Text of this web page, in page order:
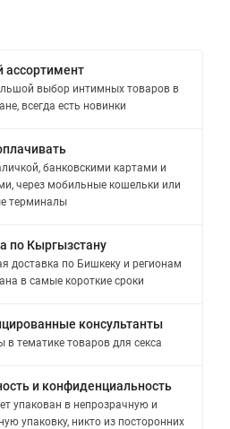
ассортимент
выбор интимных товаров в
всегда есть новинки
банковскими картами и
через мобильные кошельки или
терминалы
по Кыргызстану
доставка по Бишкеку и регионам
в самые короткие сроки
консультанты
в тематике товаров для секса
и конфиденциальность
упакован в непрозрачную и
упаковку, никто из посторонних